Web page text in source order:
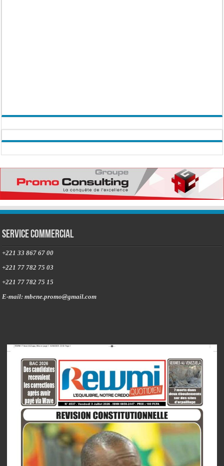
Service commercial
+221 33 867 67 00
+221 77 782 75 03
+221 77 782 75 15
E-mail: mbene.promo@gmail.com